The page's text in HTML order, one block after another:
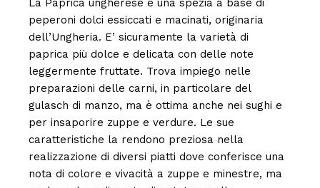
La Paprica ungherese è una spezia a base di
peperoni dolci essiccati e macinati, originaria
dell’Ungheria. E’ sicuramente la varietà di
paprica più dolce e delicata con delle note
leggermente fruttate. Trova impiego nelle
preparazioni delle carni, in particolare del
gulasch di manzo, ma è ottima anche nei sughi e
per insaporire zuppe e verdure. Le sue
caratteristiche la rendono preziosa nella
realizzazione di diversi piatti dove conferisce una
nota di colore e vivacità a zuppe e minestre, ma